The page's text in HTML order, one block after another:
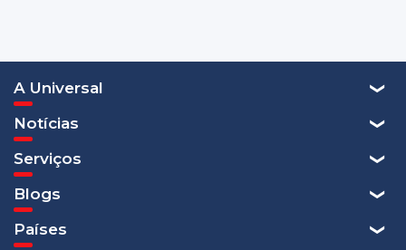
A Universal
Notícias
Serviços
Blogs
Países